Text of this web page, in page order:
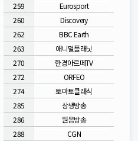
259
Eurosport
260
Discovery
262
BBC Earth
263
애니멀플래닛
270
한경아르떼TV
272
ORFEO
274
토마토클래식
285
상생방송
286
원음방송
288
CGN